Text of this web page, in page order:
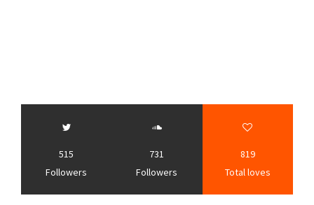
515
Followers
731
Followers
819
Total loves